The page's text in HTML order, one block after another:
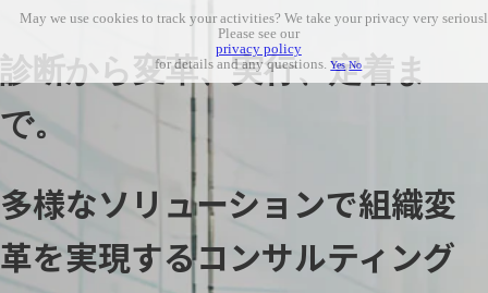
診断から変革、実行、定着ま
で。
多様なソリューションで組織変
革を実現するコンサルティング
May we use cookies to track your activities? We take your privacy very
Please see our
privacy policy
for details and any questions.Yes No